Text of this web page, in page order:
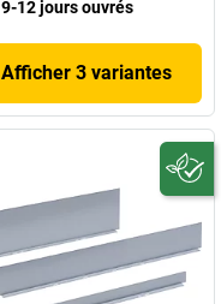
9-12 jours ouvrés
Afficher 3 variantes